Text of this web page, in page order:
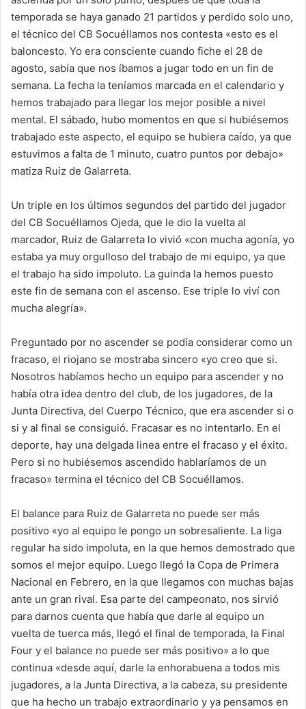
temporada se haya ganado 21 partidos y perdido solo uno,
el técnico del CB Socuéllamos nos contesta «esto es el
baloncesto. Yo era consciente cuando fiche el 28 de
agosto, sabía que nos íbamos a jugar todo en un fin de
semana. La fecha la teníamos marcada en el calendario y
hemos trabajado para llegar los mejor posible a nivel
mental. El sábado, hubo momentos en que si hubiésemos
trabajado este aspecto, el equipo se hubiera caído, ya que
estuvimos a falta de 1 minuto, cuatro puntos por debajo»
matiza Ruiz de Galarreta.
Un triple en los últimos segundos del partido del jugador
del CB Socuéllamos Ojeda, que le dio la vuelta al
marcador, Ruiz de Galarreta lo vivió «con mucha agonía, yo
estaba ya muy orgulloso del trabajo de mi equipo, ya que
el trabajo ha sido impoluto. La guinda la hemos puesto
este fin de semana con el ascenso. Ese triple lo viví con
mucha alegría».
Preguntado por no ascender se podía considerar como un
fracaso, el riojano se mostraba sincero «yo creo que si.
Nosotros habíamos hecho un equipo para ascender y no
había otra idea dentro del club, de los jugadores, de la
Junta Directiva, del Cuerpo Técnico, que era ascender si o
si y al final se consiguió. Fracasar es no intentarlo. En el
deporte, hay una delgada linea entre el fracaso y el éxito.
Pero si no hubiésemos ascendido hablaríamos de un
fracaso» termina el técnico del CB Socuéllamos.
El balance para Ruiz de Galarreta no puede ser más
positivo «yo al equipo le pongo un sobresaliente. La liga
regular ha sido impoluta, en la que hemos demostrado que
somos el mejor equipo. Luego llegó la Copa de Primera
Nacional en Febrero, en la que llegamos con muchas bajas
ante un gran rival. Esa parte del campeonato, nos sirvió
para darnos cuenta que había que darle al equipo un
vuelta de tuerca más, llegó el final de temporada, la Final
Four y el balance no puede ser más positivo» a lo que
continua «desde aquí, darle la enhorabuena a todos mis
jugadores, a la Junta Directiva, a la cabeza, su presidente
que ha hecho un trabajo extraordinario y ya pensamos en